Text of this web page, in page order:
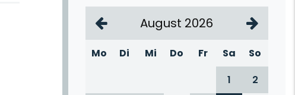
August 2026
Mo Di Mi Do Fr Sa
So
1
2